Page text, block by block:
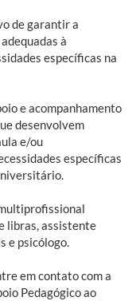
de garantir a
à
específicas na
e acompanhamento
desenvolvem
e/ou
específicas
libras, assistente
e psicólogo.
em contato com a
Pedagógico ao